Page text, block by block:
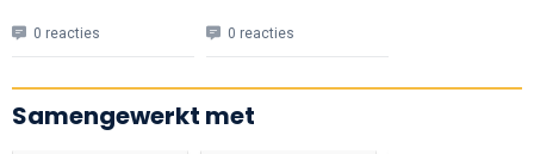
0 reacties 0 reacties
Samengewerkt met